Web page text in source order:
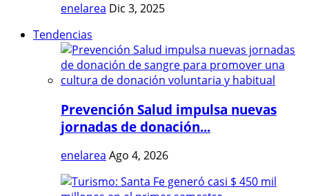
enelarea Dic 3, 2025
Tendencias
Prevención Salud impulsa nuevas
jornadas de donación...
enelarea Ago 4, 2026